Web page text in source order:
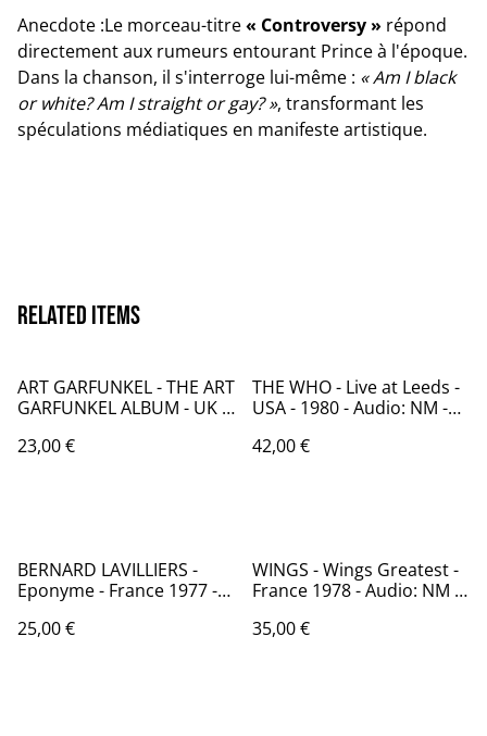
Anecdote :Le morceau-titre« Controversy » répond
directement aux rumeurs entourant Prince à l'époque.
Dans la chanson, il s'interroge lui-même : « Am I black
or white? Am I straight or gay? », transformant les
spéculations médiatiques en manifeste artistique.
Related items
ART GARFUNKEL - THE ART
GARFUNKEL ALBUM - UK -
10046
23,00 €
THE WHO - Live at Leeds -
USA - 1980 - Audio: NM -
42,00 €
BERNARD LAVILLIERS -
Eponyme - France 1977 -
2933 210
25,00 €
WINGS - Wings Greatest -
France 1978 - Audio: NM -
61963
35,00 €